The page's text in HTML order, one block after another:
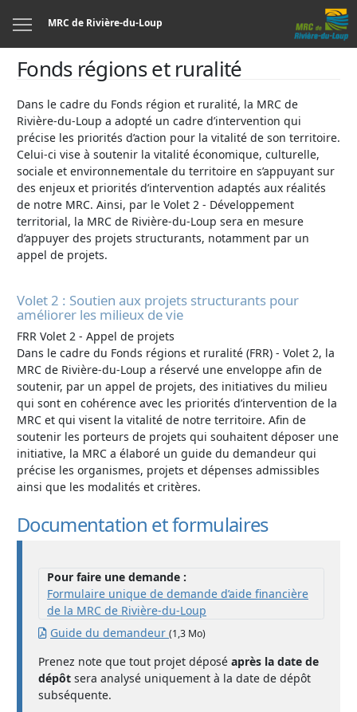
MRC de Rivière-du-Loup
Fonds régions et ruralité
Dans le cadre du Fonds région et ruralité, la MRC de
Rivière-du-Loup a adopté un cadre d’intervention qui
précise les priorités d’action pour la vitalité de son territoire.
Celui-ci vise à soutenir la vitalité économique, culturelle,
sociale et environnementale du territoire en s’appuyant sur
des enjeux et priorités d’intervention adaptés aux réalités
de notre MRC. Ainsi, par le Volet 2 - Développement
territorial, la MRC de Rivière-du-Loup sera en mesure
d’appuyer des projets structurants, notamment par un
appel de projets.
Volet 2 : Soutien aux projets structurants pour
améliorer les milieux de vie
FRR Volet 2 - Appel de projets
Dans le cadre du Fonds régions et ruralité (FRR) - Volet 2, la
MRC de Rivière-du-Loup a réservé une enveloppe afin de
soutenir, par un appel de projets, des initiatives du milieu
qui sont en cohérence avec les priorités d’intervention de la
MRC et qui visent la vitalité de notre territoire. Afin de
soutenir les porteurs de projets qui souhaitent déposer une
initiative, la MRC a élaboré un guide du demandeur qui
précise les organismes, projets et dépenses admissibles
ainsi que les modalités et critères.
Documentation et formulaires
Pour faire une demande :
Formulaire unique de demande d’aide financière
de la MRC de Rivière-du-Loup
Guide du demandeur (1,3 Mo)
Prenez note que tout projet déposé après la date de
dépôt sera analysé uniquement à la date de dépôt
subséquente.